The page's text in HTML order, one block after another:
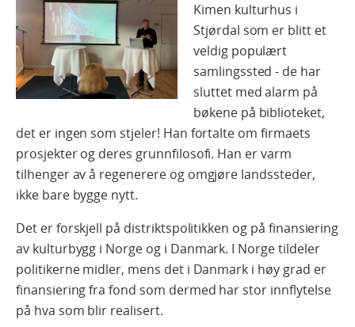
Kimen kulturhus i
Stjørdal som er blitt et
veldig populært
samlingssted - de har
sluttet med alarm på
bøkene på biblioteket,
det er ingen som stjeler! Han fortalte om firmaets
prosjekter og deres grunnfilosofi. Han er varm
tilhenger av å regenerere og omgjøre landssteder,
ikke bare bygge nytt.
Det er forskjell på distriktspolitikken og på finansiering
av kulturbygg i Norge og i Danmark. I Norge tildeler
politikerne midler, mens det i Danmark i høy grad er
finansiering fra fond som dermed har stor innflytelse
på hva som blir realisert.